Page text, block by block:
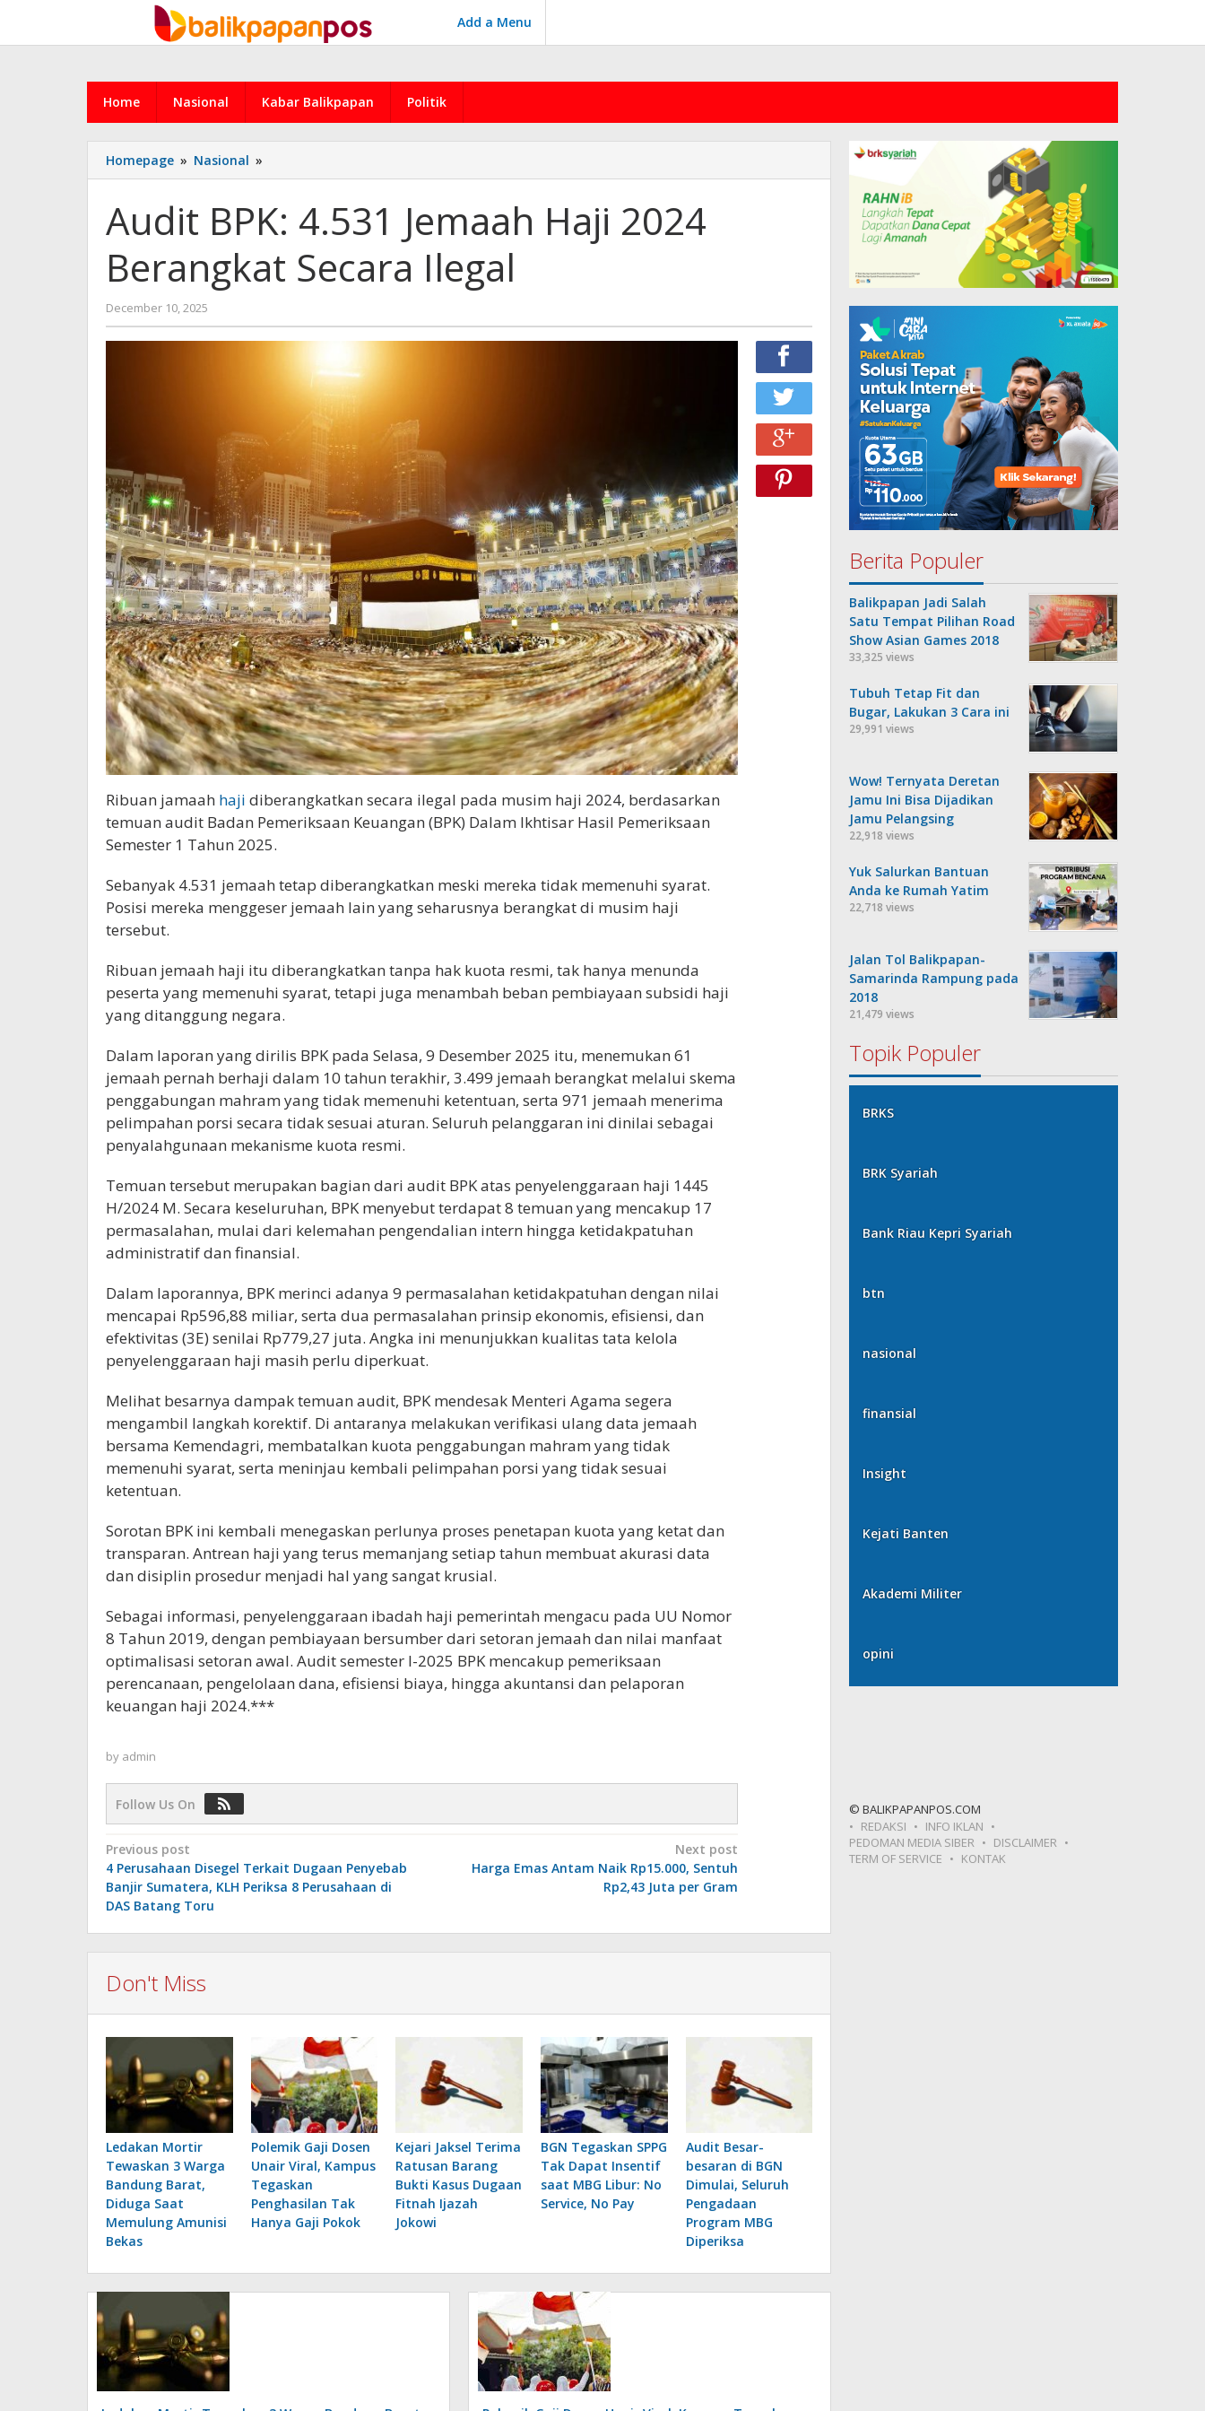
content
Add a Menu
Home Nasional Kabar Balikpapan Politik
Homepage » Nasional »
BPK:
Jemaah
Haji
2024
Berangkat
Audit BPK: 4.531 Jemaah Haji 2024
Berangkat Secara Ilegal
December 10, 2025
admin
Ribuan jamaah haji diberangkatkan secara ilegal pada musim haji 2024, berdasarkan
temuanaudit Badan Pemeriksaan Keuangan (BPK) Dalam Ikhtisar Hasil Pemeriksaan
Semester 1 Tahun 2025.
Sebanyak 4.531 jemaah tetap diberangkatkan meski mereka tidak memenuhi syarat.
Posisi mereka menggeser jemaah lain yang seharusnya berangkat di musim haji
tersebut.
Ribuan jemaah haji itu diberangkatkan tanpa hak kuota resmi, tak hanya menunda
peserta yang memenuhi syarat, tetapi juga menambah beban pembiayaan subsidi haji
yang ditanggung negara.
Dalam laporan yang dirilis BPK pada Selasa, 9 Desember 2025 itu, menemukan 61
jemaah pernah berhaji dalam 10 tahun terakhir, 3.499 jemaah berangkat melalui skema
penggabungan mahram yang tidak memenuhi ketentuan, serta 971 jemaah menerima
pelimpahan porsi secara tidak sesuai aturan. Seluruh pelanggaran ini dinilai sebagai
penyalahgunaan mekanisme kuota resmi.
Temuan tersebut merupakan bagian dari audit BPK atas penyelenggaraan haji 1445
H/2024 M. Secara keseluruhan, BPK menyebut terdapat 8 temuan yang mencakup 17
permasalahan, mulai dari kelemahan pengendalian intern hingga ketidakpatuhan
administratif dan finansial.
Dalam laporannya, BPK merinci adanya 9 permasalahan ketidakpatuhan dengan nilai
mencapai Rp596,88 miliar, serta dua permasalahan prinsip ekonomis, efisiensi, dan
efektivitas (3E) senilai Rp779,27 juta. Angka ini menunjukkan kualitas tata kelola
penyelenggaraan haji masih perlu diperkuat.
Melihat besarnya dampak temuan audit, BPK mendesak Menteri Agama segera
mengambil langkah korektif. Di antaranya melakukan verifikasi ulang data jemaah
bersama Kemendagri, membatalkan kuota penggabungan mahram yang tidak
memenuhi syarat, serta meninjau kembali pelimpahan porsi yang tidak sesuai
ketentuan.
Sorotan BPK ini kembali menegaskan perlunya proses penetapan kuota yang ketat dan
transparan. Antrean haji yang terus memanjang setiap tahun membuat akurasi data
dan disiplin prosedur menjadi hal yang sangat krusial.
Sebagai informasi, penyelenggaraan ibadah haji pemerintah mengacu pada UU Nomor
8 Tahun 2019, dengan pembiayaan bersumber dari setoran jemaah dan nilai manfaat
optimalisasi setoran awal. Audit semester I-2025 BPK mencakup pemeriksaan
perencanaan, pengelolaan dana, efisiensi biaya, hingga akuntansi dan pelaporan
keuangan haji 2024.***
by admin
Follow Us On
Post
navigation
Previous post
4 Perusahaan Disegel Terkait Dugaan Penyebab
Banjir Sumatera, KLH Periksa 8 Perusahaan di
DAS Batang Toru
Next post
Harga Emas Antam Naik Rp15.000, Sentuh
Rp2,43 Juta per Gram
Don't Miss
Ledakan Mortir
Tewaskan 3 Warga
Bandung Barat,
Diduga Saat
Memulung Amunisi
Bekas
Polemik Gaji Dosen
Unair Viral, Kampus
Tegaskan
Penghasilan Tak
Hanya Gaji Pokok
Kejari Jaksel Terima
Ratusan Barang
Bukti Kasus Dugaan
Fitnah Ijazah
Jokowi
BGN Tegaskan SPPG
Tak Dapat Insentif
saat MBG Libur: No
Service, No Pay
Audit Besar-
besaran di BGN
Dimulai, Seluruh
Pengadaan
Program MBG
Diperiksa
Berita Populer
Balikpapan Jadi Salah
Satu Tempat Pilihan Road
Show Asian Games 2018
33,325 views
Tubuh Tetap Fit dan
Bugar, Lakukan 3 Cara ini
29,991 views
Wow! Ternyata Deretan
Jamu Ini Bisa Dijadikan
Jamu Pelangsing
22,918 views
Yuk Salurkan Bantuan
Anda ke Rumah Yatim
22,718 views
Jalan Tol Balikpapan-
Samarinda Rampung pada
2018
21,479 views
Topik Populer
BRKS
BRK Syariah
Bank Riau Kepri Syariah
btn
nasional
finansial
Insight
Kejati Banten
Akademi Militer
opini
© BALIKPAPANPOS.COM
REDAKSI
INFO IKLAN
PEDOMAN MEDIA SIBER
DISCLAIMER
TERM OF SERVICE
KONTAK